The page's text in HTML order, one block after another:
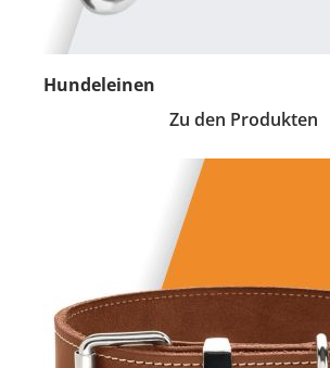
Hundeleinen
Zu den Produkten